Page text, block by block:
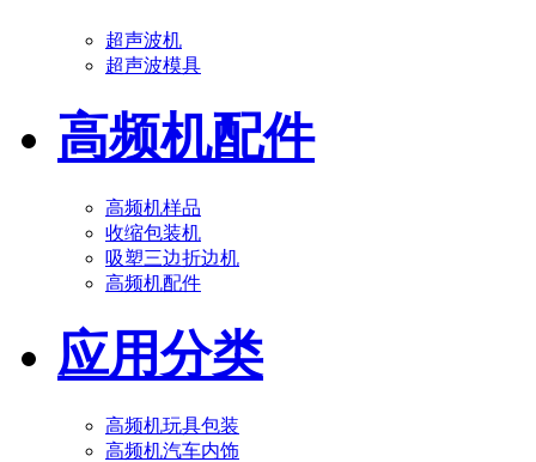
超声波机
超声波模具
高频机配件
高频机样品
收缩包装机
吸塑三边折边机
高频机配件
应用分类
高频机玩具包装
高频机汽车内饰